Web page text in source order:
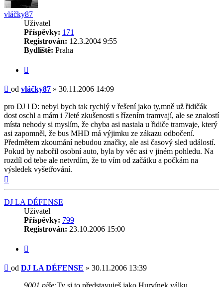
vláčky87
Uživatel
Příspěvky: 171
Registrován: 12.3.2004 9:55
Bydliště: Praha
Příspěvek
od vláčky87 » 30.11.2006 14:09
pro DJ l D: nebyl bych tak rychlý v řešení jako ty,mně už řidičák
dost oschl a mám i 7leté zkušenosti s řízením tramvají, ale se znalostí
místa nehody si myslím, že chyba asi nastala u řidiče tramvaje, který
asi zapomněl, že bus MHD má výjimku ze zákazu odbočení.
Předmětem zkoumání nebudou značky, ale asi časový sled událostí.
Pokud by nabořil osobní auto, byla by věc asi v jiném pohledu. Na
rozdíl od tebe ale netvrdím, že to vím od začátku a počkám na
výsledek vyšetřování.
DJ LA DÉFENSE
Uživatel
Příspěvky: 799
Registrován: 23.10.2006 15:00
Příspěvek
od DJ LA DÉFENSE » 30.11.2006 13:39
9001 píše:Ty si to představuješ jako Hurvínek válku